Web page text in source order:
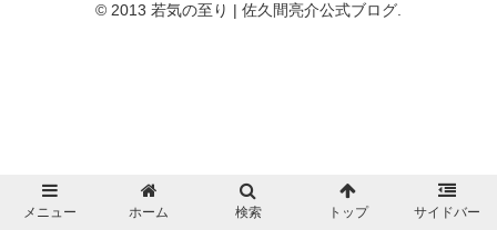
© 2013 若気の至り | 佐久間亮介公式ブログ.
メニュー ホーム 検索 トップ サイドバー